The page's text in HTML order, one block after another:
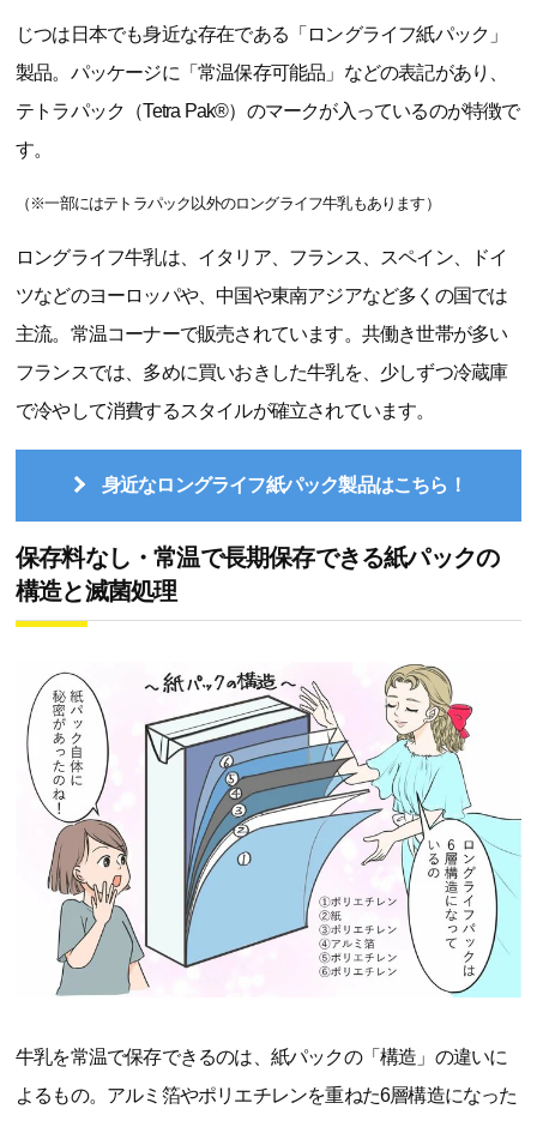
じつは日本でも身近な存在である「ロングライフ紙パック」
製品。パッケージに「常温保存可能品」などの表記があり、
テトラパック（Tetra Pak®）のマークが入っているのが特徴で
す。
（※一部にはテトラパック以外のロングライフ牛乳もあります）
ロングライフ牛乳は、イタリア、フランス、スペイン、ドイ
ツなどのヨーロッパや、中国や東南アジアなど多くの国では
主流。常温コーナーで販売されています。共働き世帯が多い
フランスでは、多めに買いおきした牛乳を、少しずつ冷蔵庫
で冷やして消費するスタイルが確立されています。
身近なロングライフ紙パック製品はこちら！
保存料なし・常温で長期保存できる紙パックの
構造と滅菌処理
牛乳を常温で保存できるのは、紙パックの「構造」の違いに
よるもの。アルミ箔やポリエチレンを重ねた6層構造になった